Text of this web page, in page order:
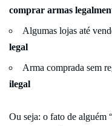
comprar armas
Algumas lojas até
legal
Arma comprada sem
ilegal
Ou seja: o fato de alguém